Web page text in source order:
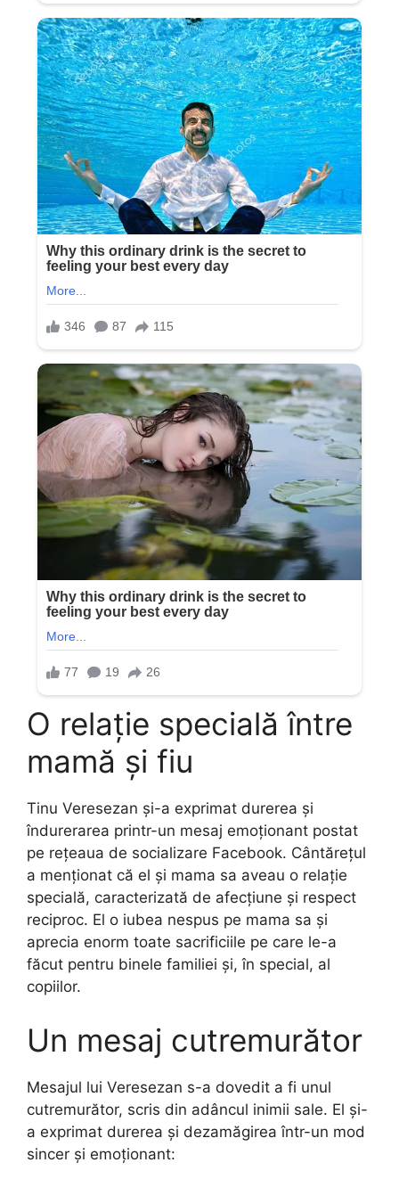
O relație specială între
mamă și fiu
Tinu Veresezan și-a exprimat durerea și
îndurerarea printr-un mesaj emoționant postat
pe rețeaua de socializare Facebook. Cântărețul
a menționat că el și mama sa aveau o relație
specială, caracterizată de afecțiune și respect
reciproc. El o iubea nespus pe mama sa și
aprecia enorm toate sacrificiile pe care le-a
făcut pentru binele familiei și, în special, al
copiilor.
Un mesaj cutremurător
Mesajul lui Veresezan s-a dovedit a fi unul
cutremurător, scris din adâncul inimii sale. El și-
a exprimat durerea și dezamăgirea într-un mod
sincer și emoționant: